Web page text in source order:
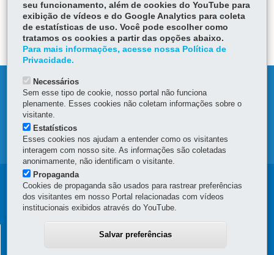
ÓRGÃO RESPONSÁVEL
DEIXE SUA OPINIÃO
MAPA DO SITE
DENUNCIE CORRUPÇÃO
Navegação
principal
SECRETARIA DA FAZENDA
seu funcionamento, além de cookies do YouTube para
exibição de vídeos e do Google Analytics para coleta
de estatísticas de uso. Você pode escolher como
tratamos os cookies a partir das opções abaixo.
Para mais informações, acesse nossa Política de
Privacidade.
Necessários
Sem esse tipo de cookie, nosso portal não funciona
plenamente. Esses cookies não coletam informações sobre o
visitante.
Estatísticos
Esses cookies nos ajudam a entender como os visitantes
interagem com nosso site. As informações são coletadas
anonimamente, não identificam o visitante.
Propaganda
Cookies de propaganda são usados para rastrear preferências
dos visitantes em nosso Portal relacionadas com vídeos
institucionais exibidos através do YouTube.
Salvar preferências